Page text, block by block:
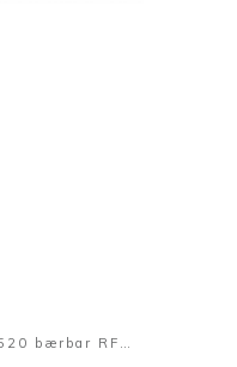
Zebra ZQ520 bærbar RFID etikettskriver